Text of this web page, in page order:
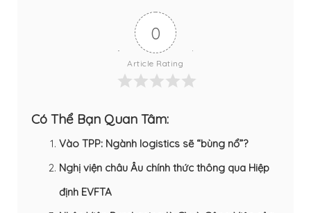
0
Article Rating
Có Thể Bạn Quan Tâm:
Vào TPP: Ngành logistics sẽ “bùng nổ”?
Nghị viện châu Âu chính thức thông qua Hiệp
định EVFTA